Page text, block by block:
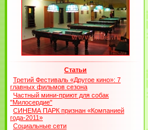
Статьи
Третий Фестиваль «Другое кино»: 7
главных фильмов сезона
Частный мини-приют для собак
"Милосердие"
СИНЕМА ПАРК признан «Компанией
года-2011»
Социальные сети